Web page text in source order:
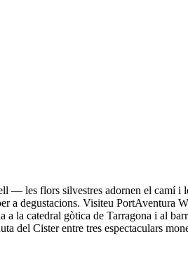
— les flors silvestres adornen el camí i
a degustacions. Visiteu PortAventura
la catedral gòtica de Tarragona i al
del Cister entre tres espectaculars